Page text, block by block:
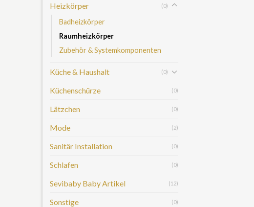
Heizkörper (0)
Badheizkörper
Raumheizkörper
Zubehör & Systemkomponenten
Küche & Haushalt (0)
Küchenschürze (0)
Lätzchen (0)
Mode (2)
Sanitär Installation (0)
Schlafen (0)
Sevibaby Baby Artikel (12)
Sonstige (0)